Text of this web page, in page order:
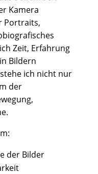
Kamera
Portraits,
Zeit, Erfahrung
Bildern
ich nicht nur
der
der Bilder